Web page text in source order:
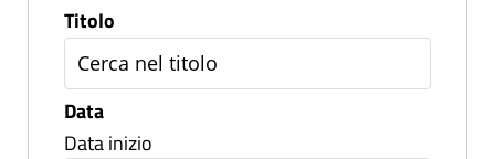
Titolo
Data
Data inizio